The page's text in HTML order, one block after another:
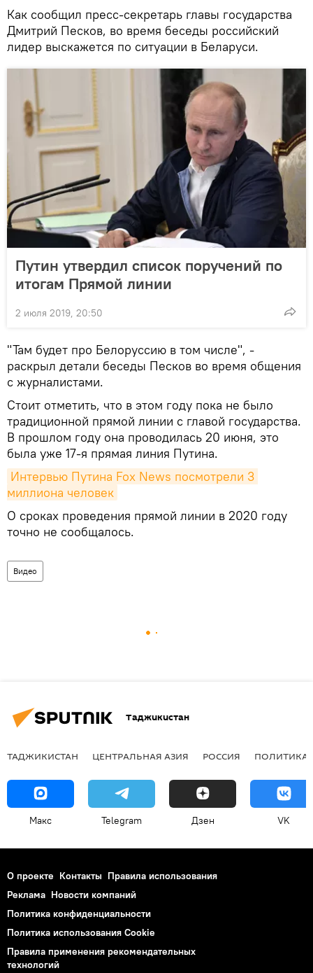
Как сообщил пресс-секретарь главы государства
Дмитрий Песков, во время беседы российский
лидер выскажется по ситуации в Беларуси.
Путин утвердил список поручений по
итогам Прямой линии
2 июля 2019, 20:50
"Там будет про Белоруссию в том числе", -
раскрыл детали беседы Песков во время общения
с журналистами.
Стоит отметить, что в этом году пока не было
традиционной прямой линии с главой государства.
В прошлом году она проводилась 20 июня, это
была уже 17-я прямая линия Путина.
Интервью Путина Fox News посмотрели 3
миллиона человек
О сроках проведения прямой линии в 2020 году
точно не сообщалось.
Видео
Таджикистан
ТАДЖИКИСТАН ЦЕНТРАЛЬНАЯ АЗИЯ РОССИЯ ПОЛИТИКА
Макс Telegram Дзен VK
О проекте Контакты Правила использования
Реклама Новости компаний
Политика конфиденциальности
Политика использования Cookie
Правила применения рекомендательных
технологий